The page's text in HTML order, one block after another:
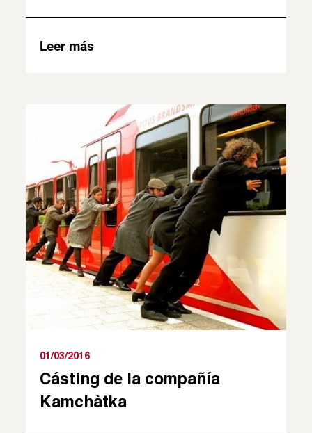
Leer más
01/03/2016
Cásting de la compañía
Kamchàtka